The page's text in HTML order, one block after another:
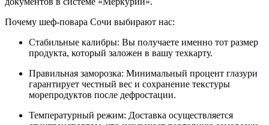
Почему шеф-повара Сочи выбирают нас:
Стабильные калибры: Вы получаете именно тот размер
продукта, который заложен в вашу техкарту.
Правильная заморозка: Минимальный процент глазури
гарантирует честный вес и сохранение текстуры
морепродуктов после дефростации.
Температурный режим: Доставка осуществляется